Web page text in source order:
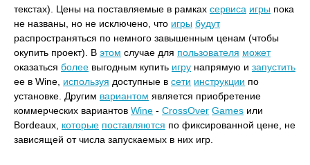
текстах). Цены на поставляемые в рамках сервиса игры пока
не названы, но не исключено, что игры будут
распространяться по немного завышенным ценам (чтобы
окупить проект). В этом случае для пользователя может
оказаться более выгодным купить игру напрямую и запустить
ее в Wine, используя доступные в сети инструкции по
установке. Другим вариантом является приобретение
коммерческих вариантов Wine - CrossOver Games или
Bordeaux, которые поставляются по фиксированной цене, не
зависящей от числа запускаемых в них игр.